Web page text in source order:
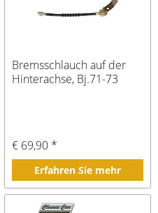
Bremsschlauch auf der
Hinterachse, Bj.71-73
€ 69,90 *
Erfahren Sie mehr